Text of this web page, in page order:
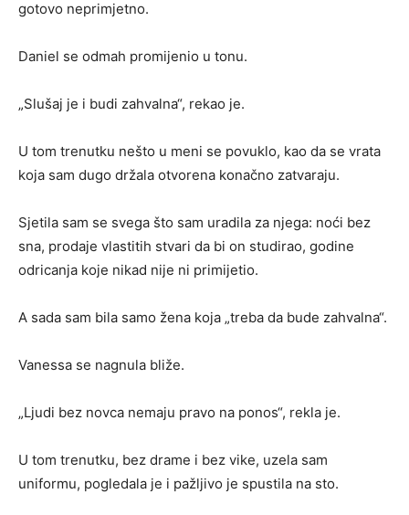
gotovo neprimjetno.
Daniel se odmah promijenio u tonu.
„Slušaj je i budi zahvalna“, rekao je.
U tom trenutku nešto u meni se povuklo, kao da se vrata
koja sam dugo držala otvorena konačno zatvaraju.
Sjetila sam se svega što sam uradila za njega: noći bez
sna, prodaje vlastitih stvari da bi on studirao, godine
odricanja koje nikad nije ni primijetio.
A sada sam bila samo žena koja „treba da bude zahvalna“.
Vanessa se nagnula bliže.
„Ljudi bez novca nemaju pravo na ponos“, rekla je.
U tom trenutku, bez drame i bez vike, uzela sam
uniformu, pogledala je i pažljivo je spustila na sto.